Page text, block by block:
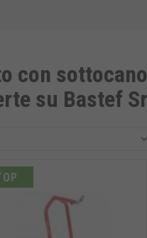
con
su Bastef